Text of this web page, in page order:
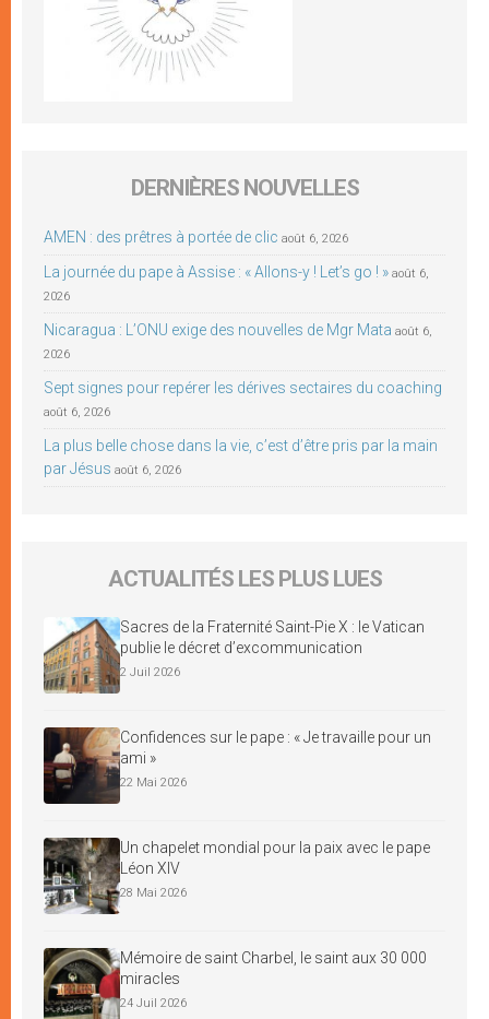
DERNIÈRES NOUVELLES
AMEN : des prêtres à portée de clic août 6, 2026
La journée du pape à Assise : « Allons-y ! Let’s go ! » août 6,
2026
Nicaragua : L’ONU exige des nouvelles de Mgr Mata août 6,
2026
Sept signes pour repérer les dérives sectaires du coaching
août 6, 2026
La plus belle chose dans la vie, c’est d’être pris par la main
par Jésus août 6, 2026
ACTUALITÉS LES PLUS LUES
Sacres de la Fraternité Saint-Pie X : le Vatican
publie le décret d’excommunication
2 Juil 2026
Confidences sur le pape : « Je travaille pour un
ami »
22 Mai 2026
Un chapelet mondial pour la paix avec le pape
Léon XIV
28 Mai 2026
Mémoire de saint Charbel, le saint aux 30 000
miracles
24 Juil 2026